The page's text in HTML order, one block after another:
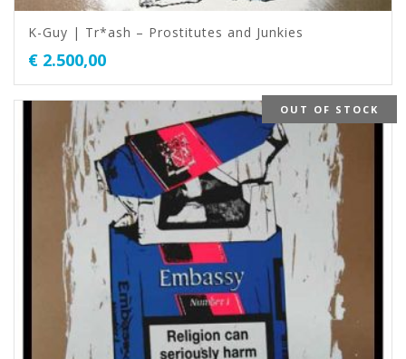
K-Guy | Tr*ash – Prostitutes and Junkies
€ 2.500,00
OUT OF STOCK